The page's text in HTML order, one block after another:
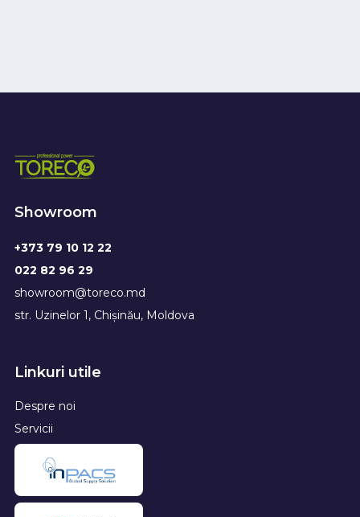
Showroom
+373 79 10 12 22
022 82 96 29
showroom@toreco.md
str. Uzinelor 1, Chișinău, Moldova
Linkuri utile
Despre noi
Servicii